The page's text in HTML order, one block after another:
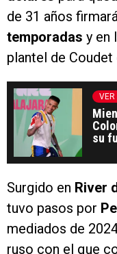
de 31 años
temporadas y en
plantel de Coudet
VER
su
Surgido en River
tuvo pasos por
mediados de
ruso con el que